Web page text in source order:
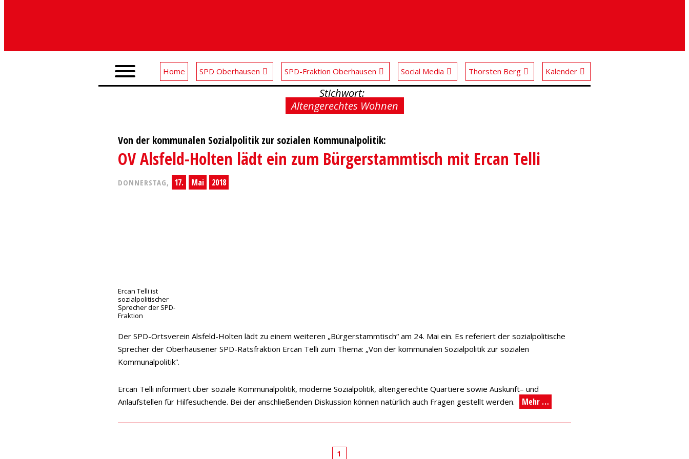
Home SPD Oberhausen SPD-Fraktion Oberhausen Social Media Thorsten Berg Kalender
Stichwort:
Altengerechtes Wohnen
Von der kommunalen Sozialpolitik zur sozialen Kommunalpolitik:
OV Alsfeld-Holten lädt ein zum Bürgerstammtisch mit Ercan Telli
DONNERSTAG, 17. Mai 2018
Ercan Telli ist
sozialpolitischer
Sprecher der SPD-
Fraktion
Der SPD-Ortsverein Alsfeld-Holten lädt zu einem weiteren „Bürgerstammtisch“ am 24. Mai ein. Es referiert der sozialpolitische
Sprecher der Oberhausener SPD-Ratsfraktion Ercan Telli zum Thema: „Von der kommunalen Sozialpolitik zur sozialen
Kommunalpolitik“.
Ercan Telli informiert über soziale Kommunalpolitik, moderne Sozialpolitik, altengerechte Quartiere sowie Auskunft– und
Anlaufstellen für Hilfesuchende. Bei der anschließenden Diskussion können natürlich auch Fragen gestellt werden.
Mehr …
1